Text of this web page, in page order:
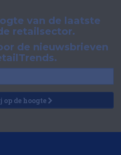
van de laatste
retailsector.
de nieuwsbrieven
op de hoogte